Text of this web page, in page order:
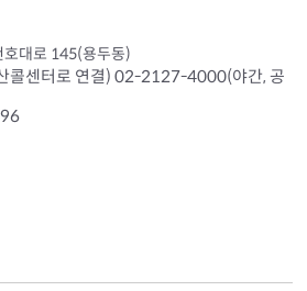
대로 145(용두동)
센터로 연결) 02-2127-4000(야간, 공